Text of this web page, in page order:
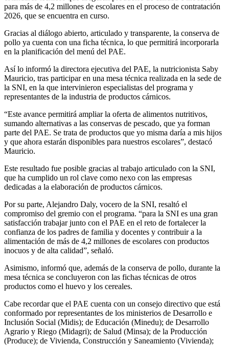
para más de 4,2 millones de escolares en el proceso de contratación
2026, que se encuentra en curso.
Gracias al diálogo abierto, articulado y transparente, la conserva de
pollo ya cuenta con una ficha técnica, lo que permitirá incorporarla
en la planificación del menú del PAE.
Así lo informó la directora ejecutiva del PAE, la nutricionista Saby
Mauricio, tras participar en una mesa técnica realizada en la sede de
la SNI, en la que intervinieron especialistas del programa y
representantes de la industria de productos cárnicos.
“Este avance permitirá ampliar la oferta de alimentos nutritivos,
sumando alternativas a las conservas de pescado, que ya forman
parte del PAE. Se trata de productos que yo misma daría a mis hijos
y que ahora estarán disponibles para nuestros escolares”, destacó
Mauricio.
Este resultado fue posible gracias al trabajo articulado con la SNI,
que ha cumplido un rol clave como nexo con las empresas
dedicadas a la elaboración de productos cárnicos.
Por su parte, Alejandro Daly, vocero de la SNI, resaltó el
compromiso del gremio con el programa. “para la SNI es una gran
satisfacción trabajar junto con el PAE en el reto de fortalecer la
confianza de los padres de familia y docentes y contribuir a la
alimentación de más de 4,2 millones de escolares con productos
inocuos y de alta calidad”, señaló.
Asimismo, informó que, además de la conserva de pollo, durante la
mesa técnica se concluyeron con las fichas técnicas de otros
productos como el huevo y los cereales.
Cabe recordar que el PAE cuenta con un consejo directivo que está
conformado por representantes de los ministerios de Desarrollo e
Inclusión Social (Midis); de Educación (Minedu); de Desarrollo
Agrario y Riego (Midagri); de Salud (Minsa); de la Producción
(Produce); de Vivienda, Construcción y Saneamiento (Vivienda);